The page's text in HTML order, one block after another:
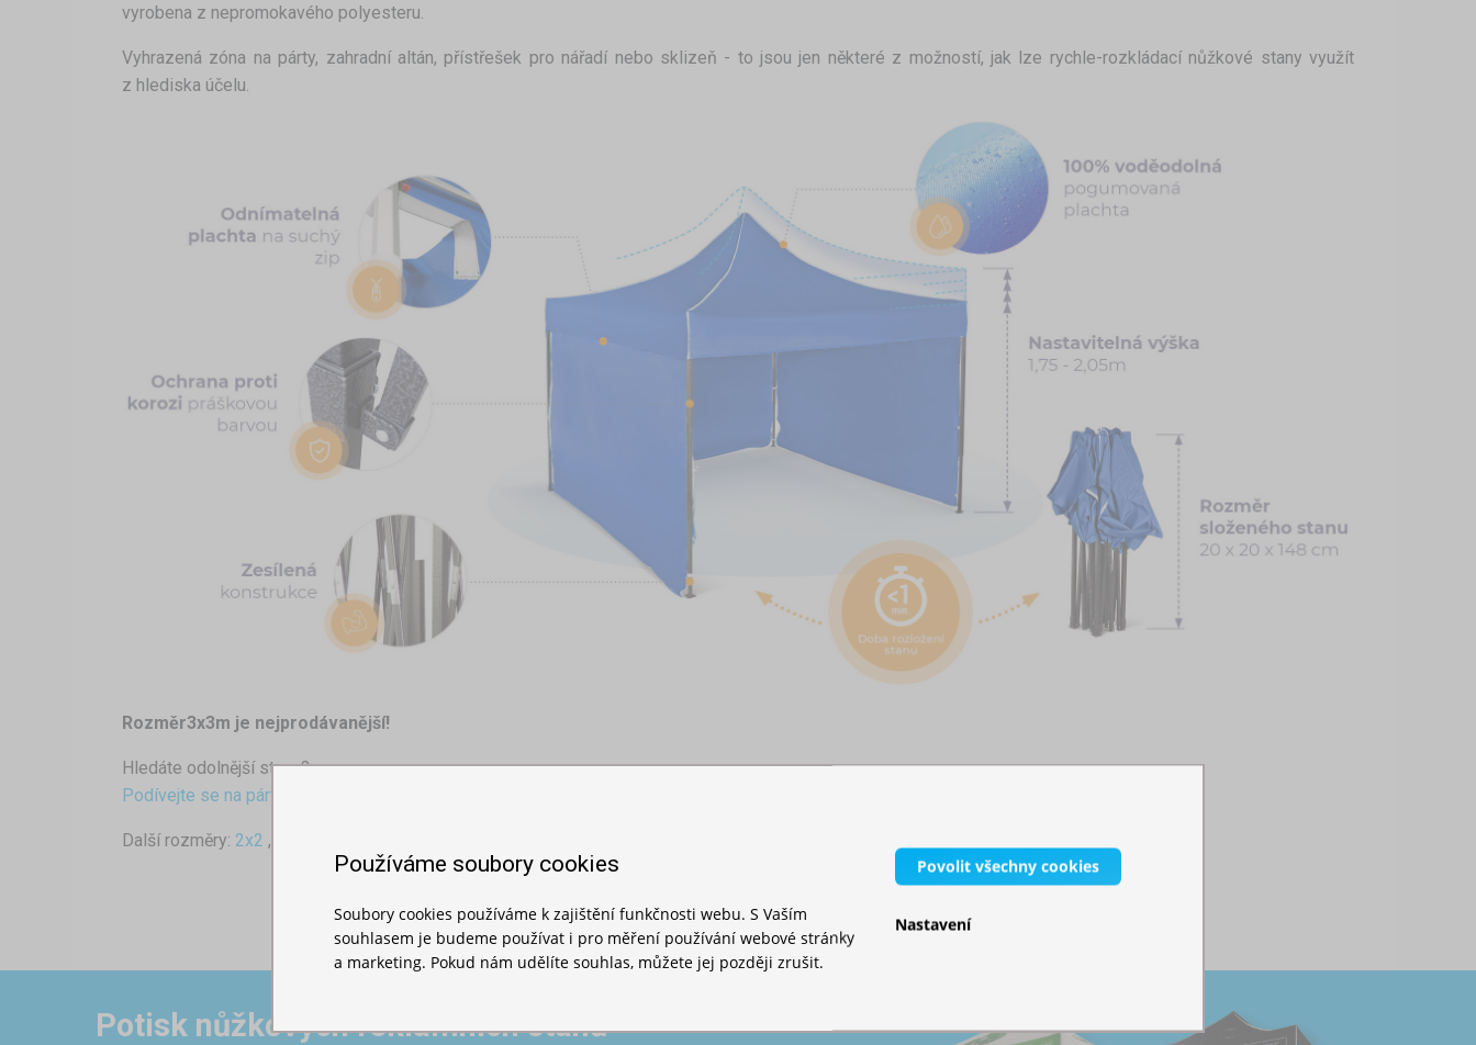
vyrobena z nepromokavého polyesteru.
Vyhrazená zóna na párty, zahradní altán, přístřešek pro nářadí nebo sklizeň - to jsou jen některé z možností, jak lze rychle-rozkládací nůžkové stany využít
z hlediska účelu.
Rozměr3x3m je nejprodávanější!
Hledáte odolnější stany?
Podívejte se na párty stan 3x3 s hexagonovou konstrukcí
Další rozměry: 2x2 ,
Potisk nůžkových reklamních stanů
Používáme soubory cookies
Soubory cookies používáme k zajištění funkčnosti webu. S Vaším
souhlasem je budeme používat i pro měření používání webové stránky
a marketing. Pokud nám udělíte souhlas, můžete jej později zrušit.
Povolit všechny cookies
Nastavení